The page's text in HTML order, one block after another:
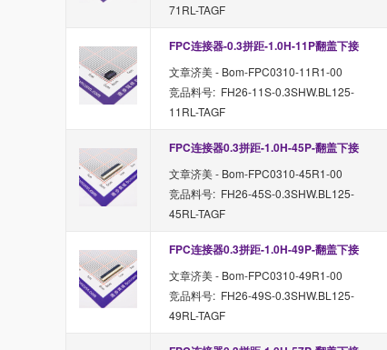
71RL-TAGF
FPC连接器-0.3拼距-1.0H-11P翻盖下接
文章济美 - Bom-FPC0310-11R1-00
竞品料号: FH26-11S-0.3SHW.BL125-
11RL-TAGF
FPC连接器0.3拼距-1.0H-45P-翻盖下接
文章济美 - Bom-FPC0310-45R1-00
竞品料号: FH26-45S-0.3SHW.BL125-
45RL-TAGF
FPC连接器0.3拼距-1.0H-49P-翻盖下接
文章济美 - Bom-FPC0310-49R1-00
竞品料号: FH26-49S-0.3SHW.BL125-
49RL-TAGF